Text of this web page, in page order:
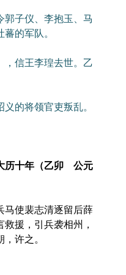
子仪、李抱玉、马
的军队。
信王李瑝去世。乙
的将领官吏叛乱。
历十年（乙卯 公元
使裴志清逐留后薛
援，引兵袭相州，
许之。